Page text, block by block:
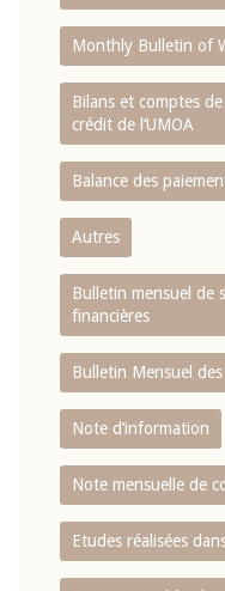
Monthly Bulletin of
Bilans et comptes
crédit de l‘UMOA
Balance des
Autres
Bulletin mensuel de
financières
Bulletin Mensuel
Note d’information
Note mensuelle de
Etudes réalisées